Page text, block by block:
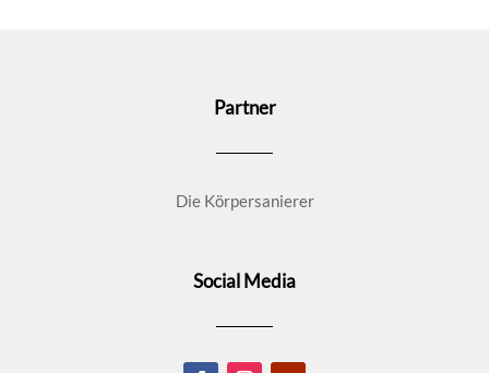
Partner
Die Körpersanierer
Social Media